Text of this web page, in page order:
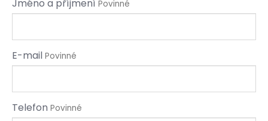
Jméno a příjmení Povinné
E-mail Povinné
Telefon Povinné